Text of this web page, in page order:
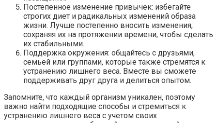
Постепенное изменение привычек: избегайте
строгих диет и радикальных изменений образа
жизни. Лучше постепенно вносить изменения,
сохраняя их на протяжении времени, чтобы сделать
их стабильными.
Поддержка окружения: общайтесь с друзьями,
семьей или группами, которые также стремятся к
устранению лишнего веса. Вместе вы сможете
поддерживать друг друга и делиться опытом.
Запомните, что каждый организм уникален, поэтому
важно найти подходящие способы и стремиться к
устранению лишнего веса с учетом своих